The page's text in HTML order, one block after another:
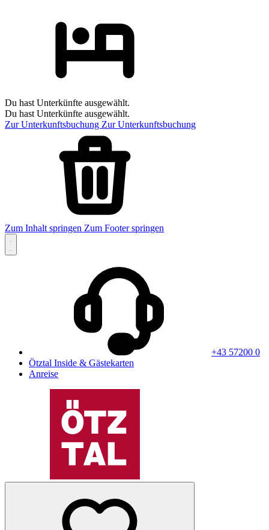
Du hast Unterkünfte ausgewählt.
Du hast Unterkünfte ausgewählt.
Zur Unterkunftsbuchung Zur Unterkunftsbuchung
Zum Inhalt springen Zum Footer springen
+43 57200 0
Ötztal Inside & Gästekarten
Anreise